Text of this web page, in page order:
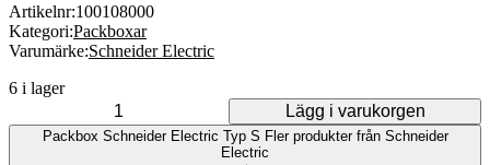
Artikelnr:100108000
Kategori:Packboxar
Varumärke:Schneider Electric
6 i lager
Packbox Schneider Electric Typ S mängdLägg i varukorgen
Packbox Schneider Electric Typ S Fler produkter från Schneider
Electric